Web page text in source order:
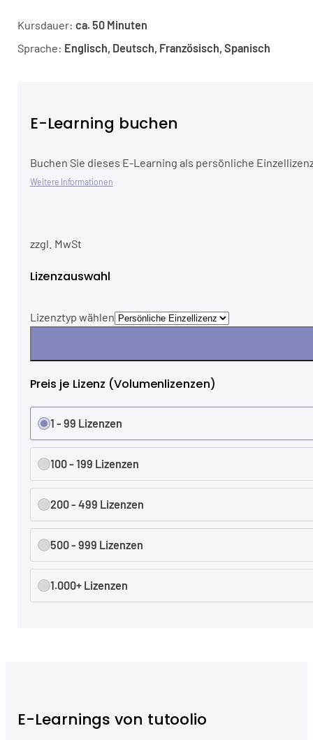
Kursdauer:ca. 50 Minuten
Sprache: Englisch, Deutsch, Französisch, Spanisch
E-Learning buchen
Buchen Sie dieses E-Learning als persönliche
Weitere Informationen
zzgl. MwSt
Lizenzauswahl
Lizenztyp wählen
Preis je Lizenz (Volumenlizenzen)
1 - 99 Lizenzen
100 - 199 Lizenzen
200 - 499 Lizenzen
500 - 999 Lizenzen
1.000+ Lizenzen
E-Learnings von tutoolio